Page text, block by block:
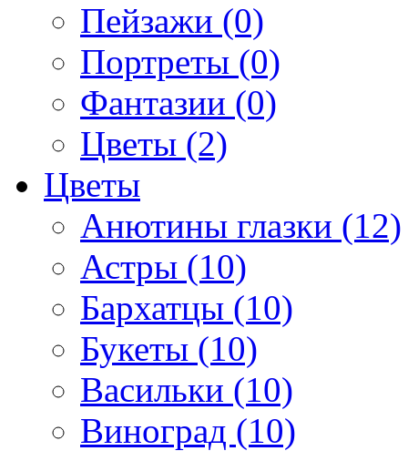
Пейзажи (0)
Портреты (0)
Фантазии (0)
Цветы (2)
Цветы
Анютины глазки (12)
Астры (10)
Бархатцы (10)
Букеты (10)
Васильки (10)
Виноград (10)